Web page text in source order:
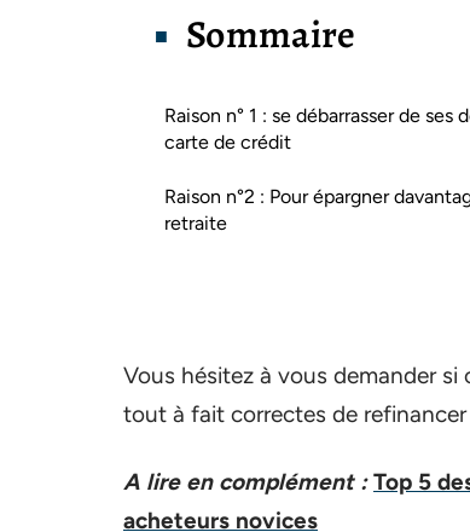
Sommaire
Raison n° 1 : se débarrasser de ses
carte de crédit
Raison n°2 : Pour épargner
retraite
Vous hésitez à vous demander
tout à fait correctes de
A lire en complément : Top 5
acheteurs novices